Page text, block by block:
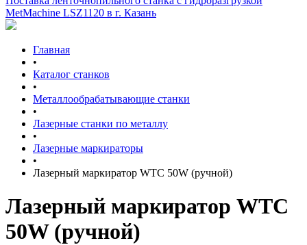
MetMachine LSZ1120 в г. Казань
Главная
•
Каталог станков
•
Металлообрабатывающие станки
•
Лазерные станки по металлу
•
Лазерные маркираторы
•
Лазерный маркиратор WTC 50W (ручной)
Лазерный маркиратор WTC
50W (ручной)